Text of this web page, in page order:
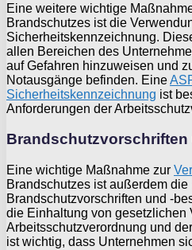
Eine weitere wichtige
Brandschutzes ist die
Sicherheitskennzeichnung.
allen Bereichen des
auf Gefahren hinzuweisen und
Notausgänge befinden. Eine
Sicherheitskennzeichnung ist
Anforderungen der
Eine wichtige Maßnahme zur
Brandschutzes ist außerdem
Brandschutzvorschriften und -
die Einhaltung von gesetzlichen
Arbeitsschutzverordnung und
ist wichtig, dass Unternehmen